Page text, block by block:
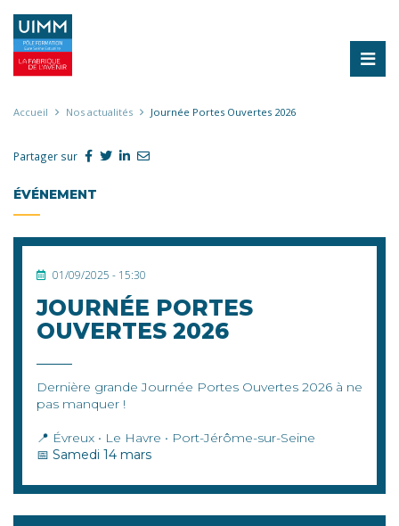
contenu
principal
Fil
Accueil Nos actualités Journée Portes Ouvertes 2026
ÉVÉNEMENT
01/09/2025 - 15:30
JOURNÉE PORTES
OUVERTES 2026
Dernière grande Journée Portes Ouvertes 2026 à ne
pas manquer !
📍 Évreux • Le Havre • Port-Jérôme-sur-Seine
📅 Samedi 14 mars
Partager sur